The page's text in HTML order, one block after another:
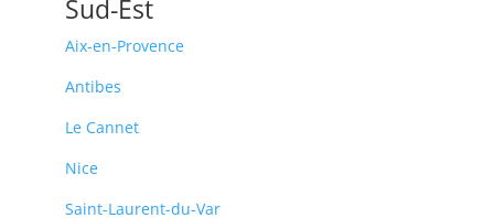
Sud-Est
Aix-en-Provence
Antibes
Le Cannet
Nice
Saint-Laurent-du-Var